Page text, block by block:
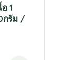
1
กรัม /